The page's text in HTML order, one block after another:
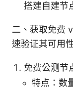
搭建自建节
二、获取免费
速验证其可用性
免费公测节
特点：数